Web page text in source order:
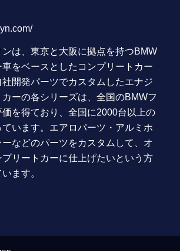
ンは、東京と大阪に拠点を持つBMW
をベースとしたコンプリートカー
開発パーツでカスタムしたエナジ
ーの各シリーズは、全国のBMWフ
価を得ており、全国に2000台以上の
います。エアロパーツ・アルミホ
などのパーツをカスタムして、オ
プリートカーに仕上げたいという方
ます。